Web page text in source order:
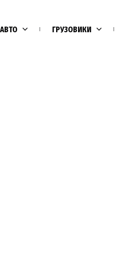
ГРУЗОВИКИ